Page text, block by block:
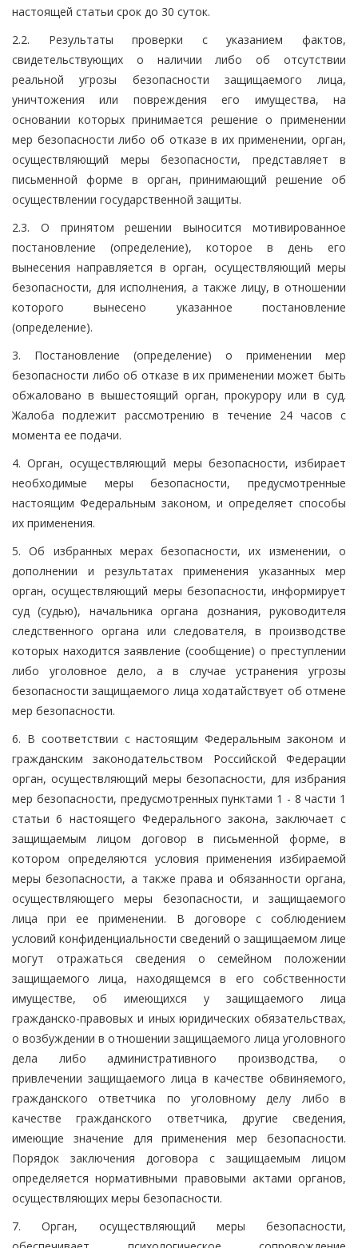
настоящей статьи срок до 30 суток.
2.2. Результаты проверки с указанием фактов,
свидетельствующих о наличии либо об отсутствии
реальной угрозы безопасности защищаемого лица,
уничтожения или повреждения его имущества, на
основании которых принимается решение о применении
мер безопасности либо об отказе в их применении, орган,
осуществляющий меры безопасности, представляет в
письменной форме в орган, принимающий решение об
осуществлении государственной защиты.
2.3. О принятом решении выносится мотивированное
постановление (определение), которое в день его
вынесения направляется в орган, осуществляющий меры
безопасности, для исполнения, а также лицу, в отношении
которого вынесено указанное постановление
(определение).
3. Постановление (определение) о применении мер
безопасности либо об отказе в их применении может быть
обжаловано в вышестоящий орган, прокурору или в суд.
Жалоба подлежит рассмотрению в течение 24 часов с
момента ее подачи.
4. Орган, осуществляющий меры безопасности, избирает
необходимые меры безопасности, предусмотренные
настоящим Федеральным законом, и определяет способы
их применения.
5. Об избранных мерах безопасности, их изменении, о
дополнении и результатах применения указанных мер
орган, осуществляющий меры безопасности, информирует
суд (судью), начальника органа дознания, руководителя
следственного органа или следователя, в производстве
которых находится заявление (сообщение) о преступлении
либо уголовное дело, а в случае устранения угрозы
безопасности защищаемого лица ходатайствует об отмене
мер безопасности.
6. В соответствии с настоящим Федеральным законом и
гражданским законодательством Российской Федерации
орган, осуществляющий меры безопасности, для избрания
мер безопасности, предусмотренных пунктами 1 - 8 части 1
статьи 6 настоящего Федерального закона, заключает с
защищаемым лицом договор в письменной форме, в
котором определяются условия применения избираемой
меры безопасности, а также права и обязанности органа,
осуществляющего меры безопасности, и защищаемого
лица при ее применении. В договоре с соблюдением
условий конфиденциальности сведений о защищаемом лице
могут отражаться сведения о семейном положении
защищаемого лица, находящемся в его собственности
имуществе, об имеющихся у защищаемого лица
гражданско-правовых и иных юридических обязательствах,
о возбуждении в отношении защищаемого лица уголовного
дела либо административного производства, о
привлечении защищаемого лица в качестве обвиняемого,
гражданского ответчика по уголовному делу либо в
качестве гражданского ответчика, другие сведения,
имеющие значение для применения мер безопасности.
Порядок заключения договора с защищаемым лицом
определяется нормативными правовыми актами органов,
осуществляющих меры безопасности.
7. Орган, осуществляющий меры безопасности,